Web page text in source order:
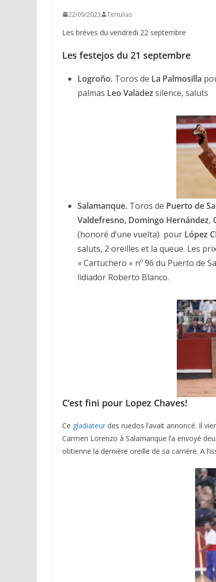
22/09/2023 Tertulias
Les brèves du vendredi 22 septembre
Les festejos du 21 septembre
Logroño. Toros de La Palmosilla
palmas Leo Valadez silence, saluts
Salamanque. Toros de Puerto de
Valdefresno, Domingo Hernández,
(honoré d’une vuelta) pour López
saluts, 2 oreilles et la queue. Les
« Cartuchero » nº 96 du Puerto de
lidiador Roberto Blanco.
C’est fini pour Lopez Chaves!
Ce gladiateur des ruedos l’avait annoncé. Il
Carmen Lorenzo à Salamanque l’a envoyé
obtienne la dernière oreille de sa carrière. A
ACTUALITÉS TAURINES
CHRONIQUES TAURINES 2026
Arles : au
espérances.
Olivier